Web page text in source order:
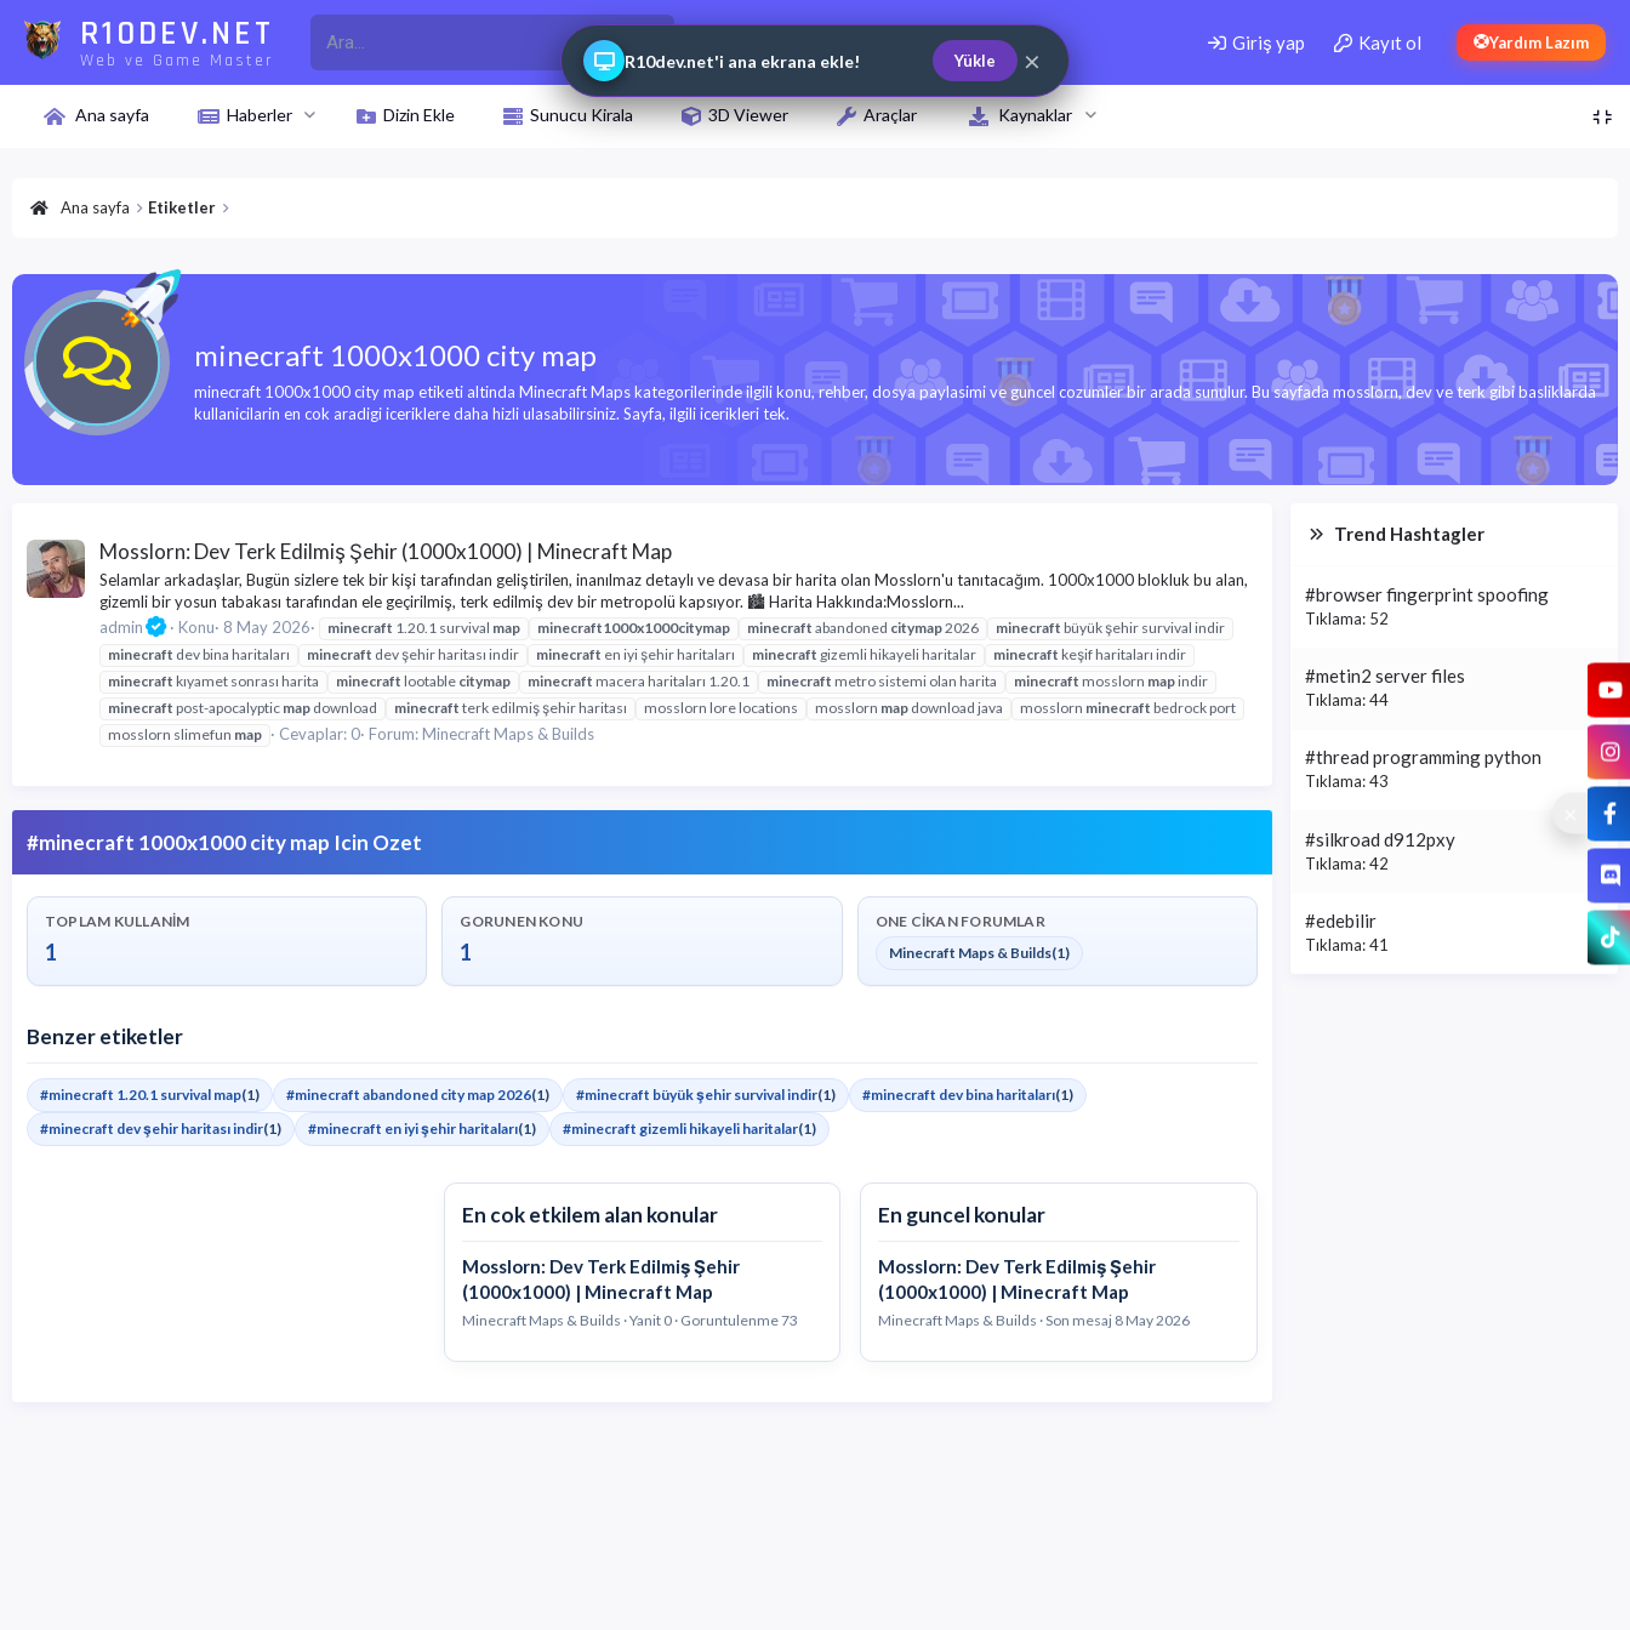
R10DEV.NET
Web ve Game Master
Giriş yap Kayıt ol Yardım Lazım
Ana sayfa Haberler Dizin Ekle Sunucu Kirala 3D Viewer Araçlar Kaynaklar
Ana sayfa Etiketler
minecraft 1000x1000 city map
minecraft 1000x1000 city map etiketi altinda Minecraft Maps kategorilerinde ilgili konu, rehber, dosya paylasimi ve guncel cozumler bir arada sunulur. Bu sayfada mosslorn, dev ve terk gibi basliklarda
kullanicilarin en cok aradigi iceriklere daha hizli ulasabilirsiniz. Sayfa, ilgili icerikleri tek.
Mosslorn: Dev Terk Edilmiş Şehir (1000x1000) | Minecraft Map
Selamlar arkadaşlar, Bugün sizlere tek bir kişi tarafından geliştirilen, inanılmaz detaylı ve devasa bir harita olan Mosslorn'u tanıtacağım. 1000x1000 blokluk bu alan,
gizemli bir yosun tabakası tarafından ele geçirilmiş, terk edilmiş dev bir metropolü kapsıyor. 🏙️ Harita Hakkında:Mosslorn...
admin
Konu 8 May 2026 minecraft 1.20.1 survival map minecraft1000x1000citymap minecraft abandoned citymap2026 minecraft büyük şehir survival indir
minecraft dev bina haritaları minecraft dev şehir haritası indir minecraft en iyi şehir haritaları minecraft gizemli hikayeli haritalar minecraft keşif haritaları indir
minecraft kıyamet sonrası harita minecraft lootable citymap minecraft macera haritaları 1.20.1 minecraft metro sistemi olan harita minecraft mosslorn mapindir
minecraft post-apocalyptic map download minecraft terk edilmiş şehir haritası mosslorn lore locations mosslorn map download java mosslorn minecraft bedrock port
mosslorn slimefun map Cevaplar: 0 Forum: Minecraft Maps & Builds
#minecraft 1000x1000 city map Icin Ozet
TOPLAM KULLANIM
1
GORUNEN KONU
1
ONE CIKAN FORUMLAR
Minecraft Maps & Builds(1)
Benzer etiketler
#minecraft 1.20.1 survival map(1) #minecraft abandoned city map 2026(1) #minecraft büyük şehir survival indir(1) #minecraft dev bina haritaları(1)
#minecraft dev şehir haritası indir(1) #minecraft en iyi şehir haritaları(1) #minecraft gizemli hikayeli haritalar(1)
En cok etkilem alan konular
Mosslorn: Dev Terk Edilmiş Şehir
(1000x1000) | Minecraft Map
Minecraft Maps & Builds · Yanit 0 · Goruntulenme 73
En guncel konular
Mosslorn: Dev Terk Edilmiş Şehir
(1000x1000) | Minecraft Map
Minecraft Maps & Builds · Son mesaj 8 May 2026
Trend Hashtagler
#browser fingerprint spoofing
Tıklama: 52
#metin2 server files
Tıklama: 44
#thread programming python
Tıklama: 43
#silkroad d912pxy
Tıklama: 42
#edebilir
Tıklama: 41
R10dev.net'i ana ekrana ekle! Yükle ×